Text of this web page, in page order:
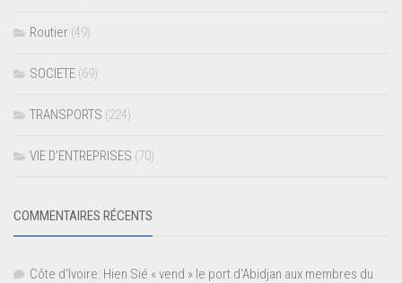
Routier (49)
SOCIETE (69)
TRANSPORTS (224)
VIE D’ENTREPRISES (70)
COMMENTAIRES RÉCENTS
Côte d'Ivoire: Hien Sié « vend » le port d'Abidjan aux membres du